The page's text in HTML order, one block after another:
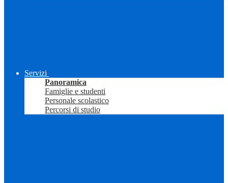
Servizi
Panoramica
Famiglie e studenti
Personale scolastico
Percorsi di studio